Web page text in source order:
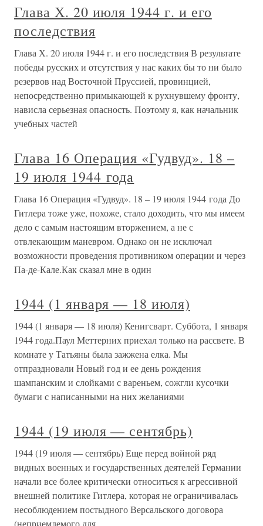
Глава Х. 20 июля 1944 г. и его
последствия
Глава Х. 20 июля 1944 г. и его последствия В результате
победы русских и отсутствия у нас каких бы то ни было
резервов над Восточной Пруссией, провинцией,
непосредственно примыкающей к рухнувшему фронту,
нависла серьезная опасность. Поэтому я, как начальник
учебных частей
Глава 16 Операция «Гудвуд». 18 –
19 июля 1944 года
Глава 16 Операция «Гудвуд». 18 – 19 июля 1944 года До
Гитлера тоже уже, похоже, стало доходить, что мы имеем
дело с самым настоящим вторжением, а не с
отвлекающим маневром. Однако он не исключал
возможности проведения противником операции и через
Па-де-Кале.Как сказал мне в один
1944 (1 января — 18 июля)
1944 (1 января — 18 июля) Кенигсварт. Суббота, 1 января
1944 года.Паул Меттерних приехал только на рассвете. В
комнате у Татьяны была зажжена елка. Мы
отпраздновали Новый год и ее день рождения
шампанским и слойками с вареньем, сожгли кусочки
бумаги с написанными на них желаниями
1944 (19 июля — сентябрь)
1944 (19 июля — сентябрь) Еще перед войной ряд
видных военных и государственных деятелей Германии
начали все более критически относиться к агрессивной
внешней политике Гитлера, которая не ограничивалась
несоблюдением постыдного Версальского договора
(неприемлемого для